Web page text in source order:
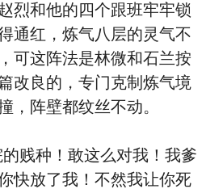
烈和他的四个跟班牢牢锁
通红，炼气八层的灵气不
可这阵法是林微和石兰按
改良的，专门克制炼气境
，阵壁都纹丝不动。
贱种！敢这么对我！我爹
快放了我！不然我让你死